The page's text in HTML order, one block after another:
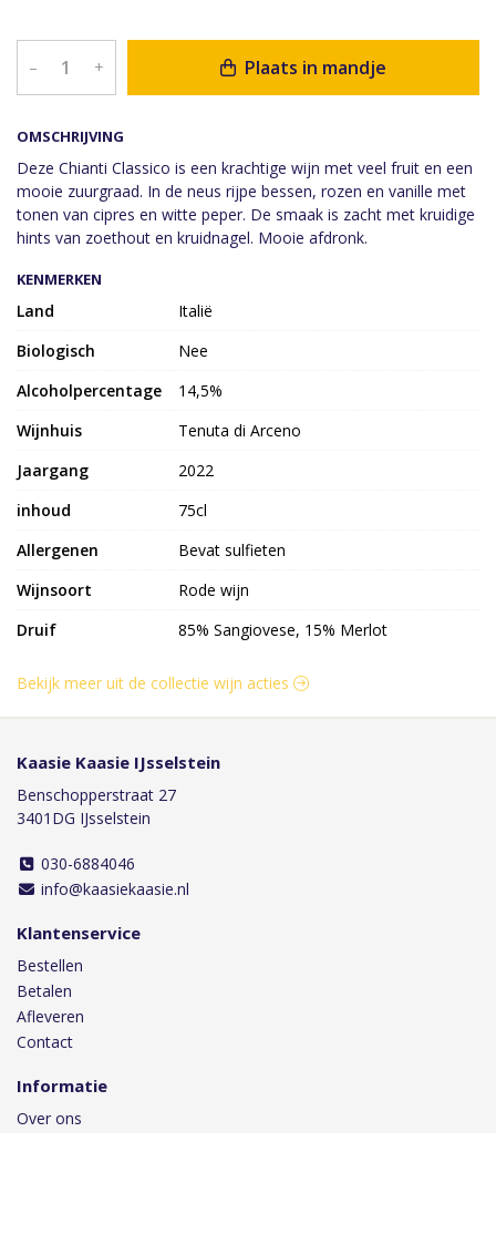
OMSCHRIJVING
Deze Chianti Classico is een krachtige wijn met veel fruit en een
mooie zuurgraad. In de neus rijpe bessen, rozen en vanille met
tonen van cipres en witte peper. De smaak is zacht met kruidige
hints van zoethout en kruidnagel. Mooie afdronk.
– + Plaats in mandje
KENMERKEN
Land
Italië
Biologisch
Nee
Alcoholpercentage
14,5%
Wijnhuis
Tenuta di Arceno
Jaargang
2022
inhoud
75cl
Allergenen
Bevat sulfieten
Wijnsoort
Rode wijn
Druif
85% Sangiovese, 15% Merlot
Bekijk meer uit de collectie wijn acties
Kaasie Kaasie IJsselstein
Benschopperstraat 27
3401DG IJsselstein
030-6884046
info@kaasiekaasie.nl
Klantenservice
Bestellen
Betalen
Afleveren
Contact
Informatie
Over ons